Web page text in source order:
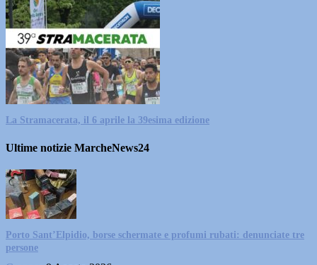
La Stramacerata, il 6 aprile la 39esima edizione
Ultime notizie MarcheNews24
Porto Sant’Elpidio, borse schermate e profumi rubati: denunciate tre
persone